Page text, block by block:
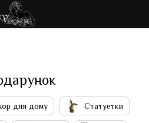
для дому Статуетки